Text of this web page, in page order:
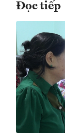
Đọc tiếp